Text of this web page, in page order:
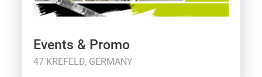
Events & Promo
47 KREFELD, GERMANY